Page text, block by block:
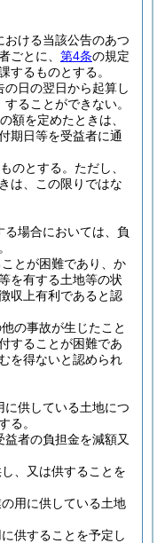
おける当該公告のあつ
ごとに、 第4条の規定
するものとする。
の日の翌日から起算し
ることができない。
額を定めたときは、
期日等を受益者に通
のとする。 ただし、
は、この限りではな
る場合においては、負
とが困難であり、か
を有する土地等の状
収上有利であると認
の事故が生じたこと
することが困難であ
を得ないと認められ
に供している土地につ
る。
者の負担金を減額又
、又は供することを
用に供している土地
供することを予定し